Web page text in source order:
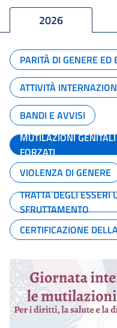
2026
PARITÀ DI GENERE
ATTIVITÀ
BANDI E AVVISI
MUTILAZIONI
FORZATI
VIOLENZA DI GENERE
TRATTA DEGLI ESSERI
SFRUTTAMENTO
CERTIFICAZIONE